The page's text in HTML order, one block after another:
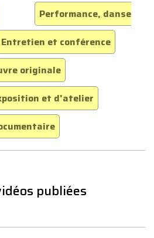
Performance, danse
Entretien et conférence
originale
et d'atelier
publiées